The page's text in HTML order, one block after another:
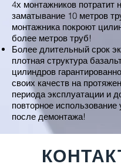
4х монтажников потратит
заматывание 10 метров
монтажника покроют
более метров труб!
Более длительный срок
плотная структура
цилиндров
своих качеств на
периода эксплуатации и
повторное использование
после демонтажа!